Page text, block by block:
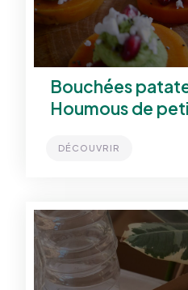
Bouchées
Houmous de
DÉCOUVRIR